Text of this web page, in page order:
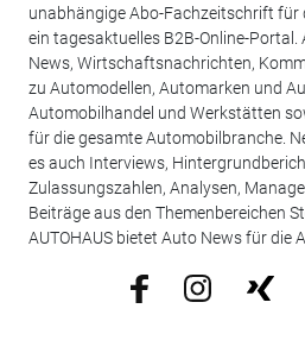
unabhängige Abo-Fachzeitschrift für
ein tagesaktuelles B2B-Online-Portal.
News, Wirtschaftsnachrichten,
zu Automodellen, Automarken und
Automobilhandel und Werkstätten
für die gesamte Automobilbranche.
es auch Interviews,
Zulassungszahlen, Analysen,
Beiträge aus den Themenbereichen
AUTOHAUS bietet Auto News für die